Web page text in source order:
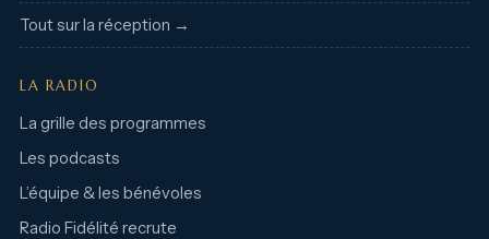
Tout sur la réception →
LA RADIO
La grille des programmes
Les podcasts
L’équipe & les bénévoles
Radio Fidélité recrute